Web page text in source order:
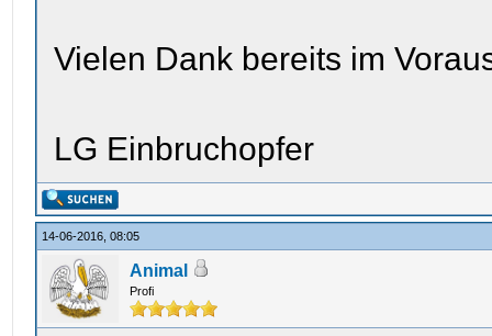
Vielen Dank bereits im
LG Einbruchopfer
14-06-2016, 08:05
Animal
Profi